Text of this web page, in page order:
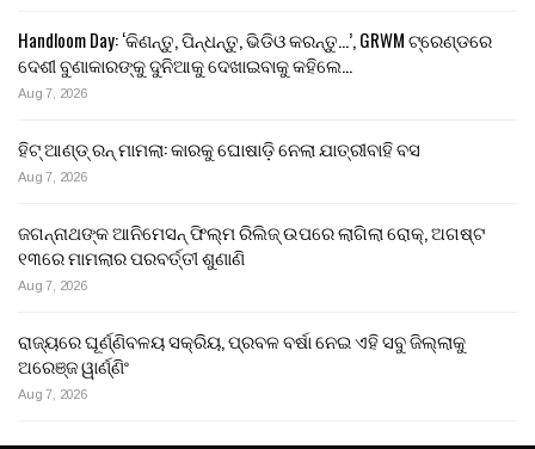
Handloom Day: ‘କିଣନ୍ତୁ, ପିନ୍ଧନ୍ତୁ, ଭିଡିଓ କରନ୍ତୁ…’, GRWM ଟ୍ରେଣ୍ଡରେ
ଦେଶୀ ବୁଣାକାରଙ୍କୁ ଦୁନିଆକୁ ଦେଖାଇବାକୁ କହିଲେ…
Aug 7, 2026
ହିଟ୍ ଆଣ୍ଡ୍ ରନ୍ ମାମଲା: କାରକୁ ଘୋଷାଡ଼ି ନେଲା ଯାତ୍ରୀବାହି ବସ
Aug 7, 2026
ଜଗନ୍ନାଥଙ୍କ ଆନିମେସନ୍ ଫିଲ୍ମ ରିଲିଜ୍ ଉପରେ ଲାଗିଲା ରୋକ୍, ଅଗଷ୍ଟ
୧୩ରେ ମାମଲାର ପରବର୍ତ୍ତୀ ଶୁଣାଣି
Aug 7, 2026
ରାଜ୍ୟରେ ଘୂର୍ଣ୍ଣିବଳୟ ସକ୍ରିୟ, ପ୍ରବଳ ବର୍ଷା ନେଇ ଏହି ସବୁ ଜିଲ୍ଲାକୁ
ଅରେଞ୍ଜ ୱାର୍ଣ୍ଣିଂ
Aug 7, 2026